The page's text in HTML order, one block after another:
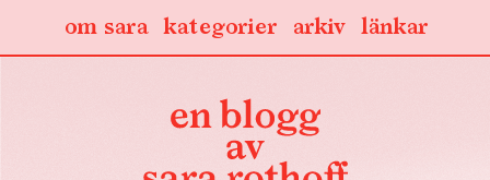
länkar
arkiv
kategorier
om sara